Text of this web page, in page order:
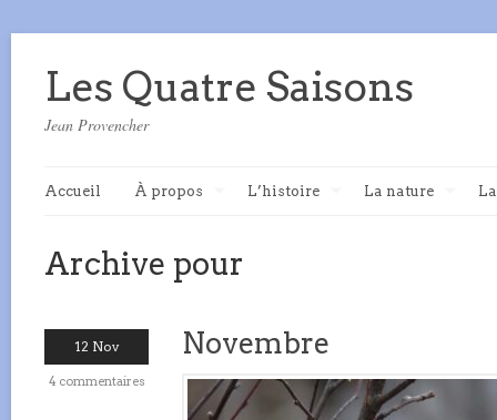
Les Quatre Saisons
Jean Provencher
Accueil À propos L’histoire La nature
Archive pour
12 Nov
4 commentaires
Novembre